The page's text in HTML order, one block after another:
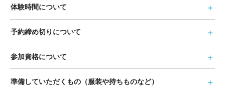
体験時間について
予約締め切りについて
参加資格について
準備していただくもの（服装や持ちものなど）